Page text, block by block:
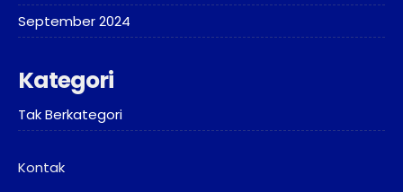
September 2024
Kategori
Tak Berkategori
Kontak